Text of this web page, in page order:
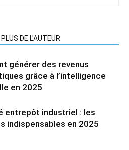
PLUS DE L'AUTEUR
générer des revenus
grâce à l’intelligence
en 2025
entrepôt industriel : les
indispensables en 2025